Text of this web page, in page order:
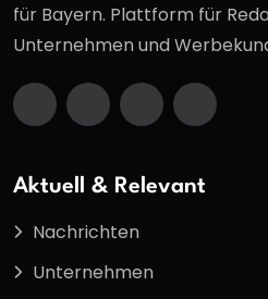
für Bayern. Plattform für
Unternehmen und
Aktuell & Relevant
Nachrichten
Unternehmen